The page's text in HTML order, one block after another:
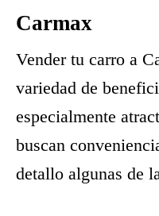
Carmax
Vender tu carro a
variedad de
especialmente
buscan
detallo algunas de